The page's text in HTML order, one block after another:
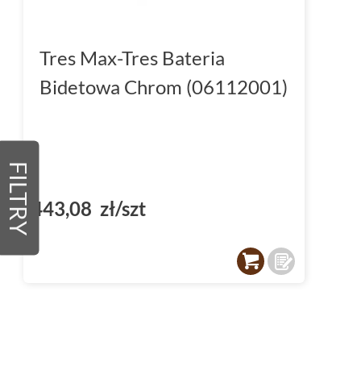
FILTRY
Tres Max-Tres Bateria
Bidetowa Chrom (06112001)
443,08 zł/szt